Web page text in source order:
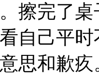
擦完了
自己平
思和歉